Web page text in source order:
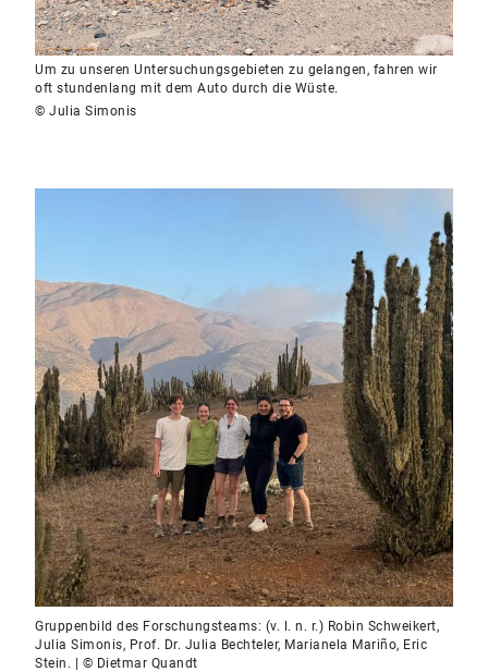
Um zu unseren Untersuchungsgebieten zu gelangen, fahren wir
oft stundenlang mit dem Auto durch die Wüste.
© Julia Simonis
Gruppenbild des Forschungsteams: (v. l. n. r.) Robin Schweikert,
Julia Simonis, Prof. Dr. Julia Bechteler, Marianela Mariño, Eric
Stein. | © Dietmar Quandt